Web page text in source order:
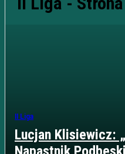
II Liga
Lucjan Klisiewicz: